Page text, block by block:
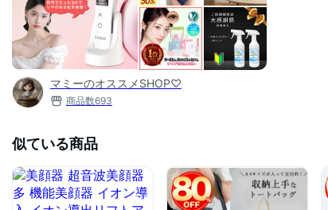
マミーのオススメSHOP♡
商品数693
似ている商品